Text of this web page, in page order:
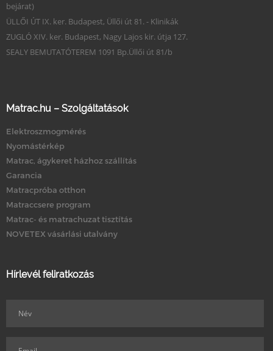
bejárat)
ÜLLŐI ÚT IX. ker. Budapest, Üllői út 81. - Klinikák
ZUGLÓ XIV. ker. Budapest, Nagy Lajos kir. útja 127.
SEALY BEMUTATÓTEREM 1091 Bp.Üllői út 81/b
Matrac.hu – Szolgáltatások
Elektroszmogmérés
Nyomástérkép
Matrac, ágykeret házhoz szállítás
Garancia
Matracpróba otthon
Matraccsere program
Matrac- és matrachuzat tisztítás
NOVETEX vásárlási utalvány
Hírlevél feliratkozás